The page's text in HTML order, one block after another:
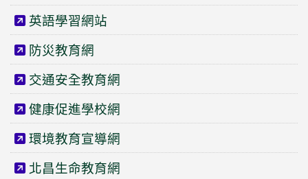
英語學習網站
防災教育網
交通安全教育網
健康促進學校網
環境教育宣導網
北昌生命教育網